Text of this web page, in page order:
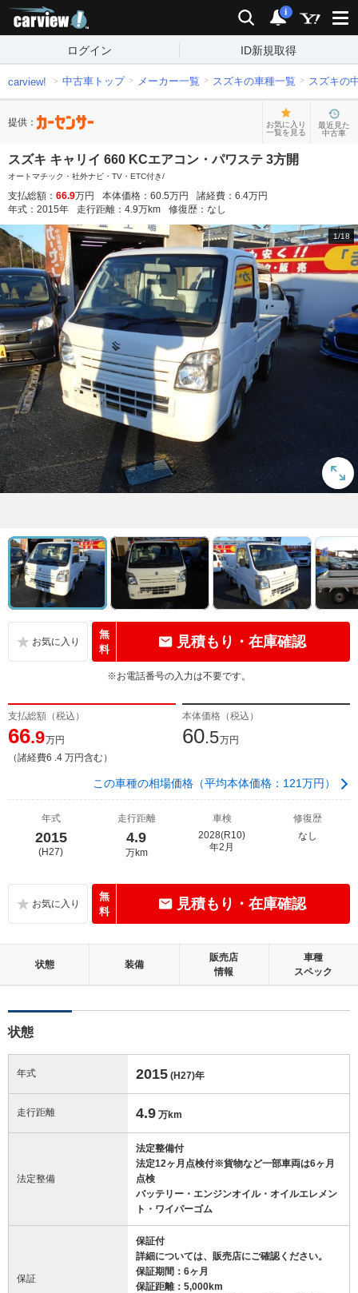
検索 通知
i
ログイン ID新規取得
carview! 中古車トップ メーカー一覧 スズキの車種一覧 スズキの
提供：
お気に入り
一覧を見る
最近見た
中古車
スズキ キャリイ 660 KCエアコン・パワステ 3方開
オートマチック・社外ナビ・TV・ETC付き/
支払総額： 66.9万円 本体価格： 60.5万円 諸経費： 6.4万円
年式： 2015年 走行距離： 4.9万km 修復歴： なし
1/18
無
料
見積もり・在庫確認
※お電話番号の入力は不要です。
支払総額（税込）
66.9万円
（諸経費6 .4 万円含む）
本体価格（税込）
60.5万円
この車種の相場価格（平均本体価格：121万円）
年式
2015
(H27)
走行距離
4.9
万km
車検
2028(R10)
年2月
修復歴
なし
無
料
見積もり・在庫確認
状態 装備
販売店
情報
車種
スペック
状態
年式 2015 (H27)年
走行距離 4.9 万km
法定整備
法定整備付
法定12ヶ月点検付※貨物など一部車両は6ヶ月
点検
バッテリー・エンジンオイル・オイルエレメン
ト・ワイパーゴム
保証
保証付
詳細については、販売店にご確認ください。
保証期間：6ヶ月
保証距離：5,000km